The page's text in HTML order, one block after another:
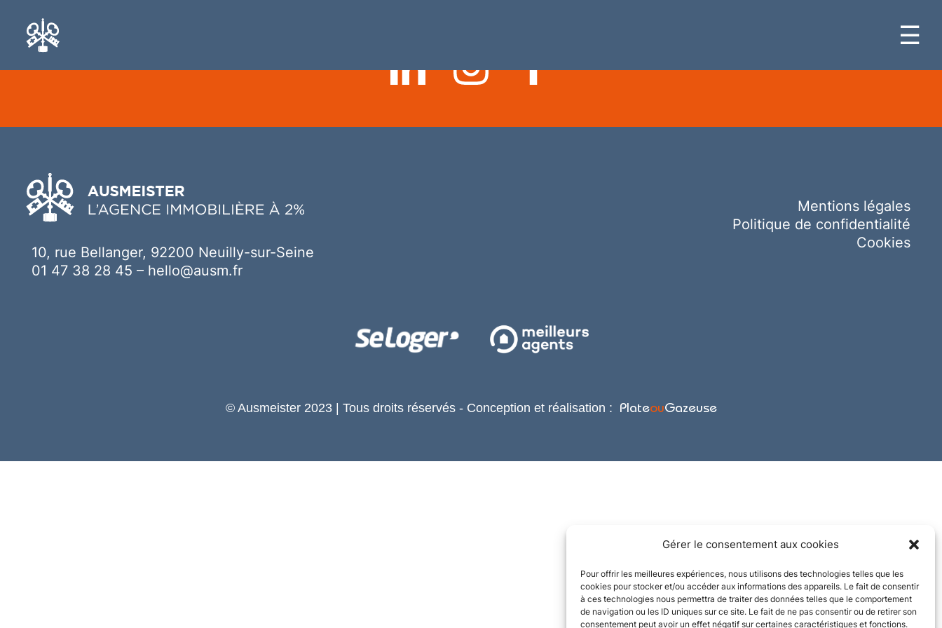
Gérer le consentement aux cookies
Pour offrir les meilleures expériences, nous utilisons des technologies telles que les
cookies pour stocker et/ou accéder aux informations des appareils. Le fait de consentir
à ces technologies nous permettra de traiter des données telles que le comportement
de navigation ou les ID uniques sur ce site. Le fait de ne pas consentir ou de retirer son
consentement peut avoir un effet négatif sur certaines caractéristiques et fonctions.
☰
10, rue Bellanger, 92200 Neuilly-sur-Seine
01 47 38 28 45 – hello@ausm.fr
Mentions légales
Politique de confidentialité
Cookies
© Ausmeister 2023 | Tous droits réservés - Conception et réalisation : PlateouGazeuse